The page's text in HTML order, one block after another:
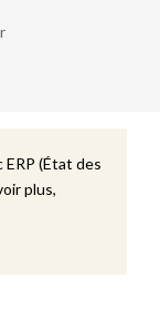
(État des
plus,